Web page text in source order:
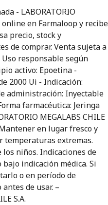
- LABORATORIO
online en Farmaloop y recibe
precio, stock y
de comprar. Venta sujeta a
responsable según
activo: Epoetina -
2000 Ui - Indicación:
administración: Inyectable
farmacéutica: Jeringa
MEGALABS CHILE
en lugar fresco y
temperaturas extremas.
niños. Indicaciones de
indicación médica. Si
o en período de
de usar. –
S.A.